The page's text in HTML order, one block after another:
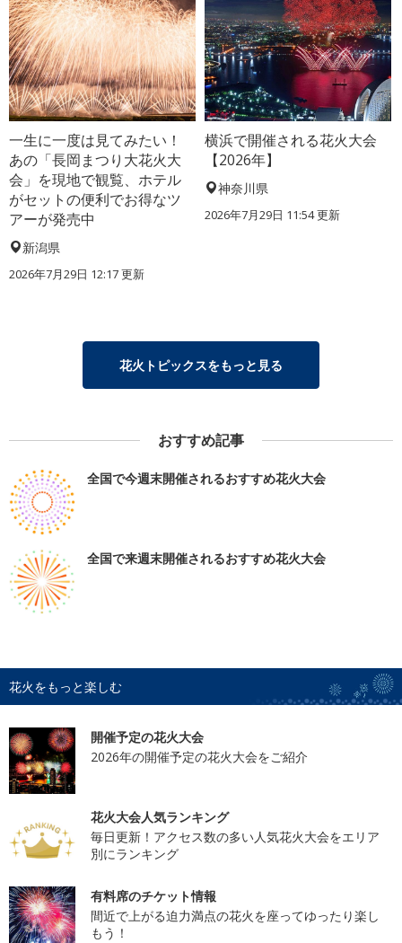
一生に一度は見てみたい！
あの「長岡まつり大花火大
会」を現地で観覧、ホテル
がセットの便利でお得なツ
アーが発売中
新潟県
2026年7月29日 12:17 更新
横浜で開催される花火大会
【2026年】
神奈川県
2026年7月29日 11:54 更新
花火トピックスをもっと見る
おすすめ記事
全国で今週末開催されるおすすめ花火大会
全国で来週末開催されるおすすめ花火大会
花火をもっと楽しむ
開催予定の花火大会
2026年の開催予定の花火大会をご紹介
花火大会人気ランキング
毎日更新！アクセス数の多い人気花火大会をエリア
別にランキング
有料席のチケット情報
間近で上がる迫力満点の花火を座ってゆったり楽し
もう！